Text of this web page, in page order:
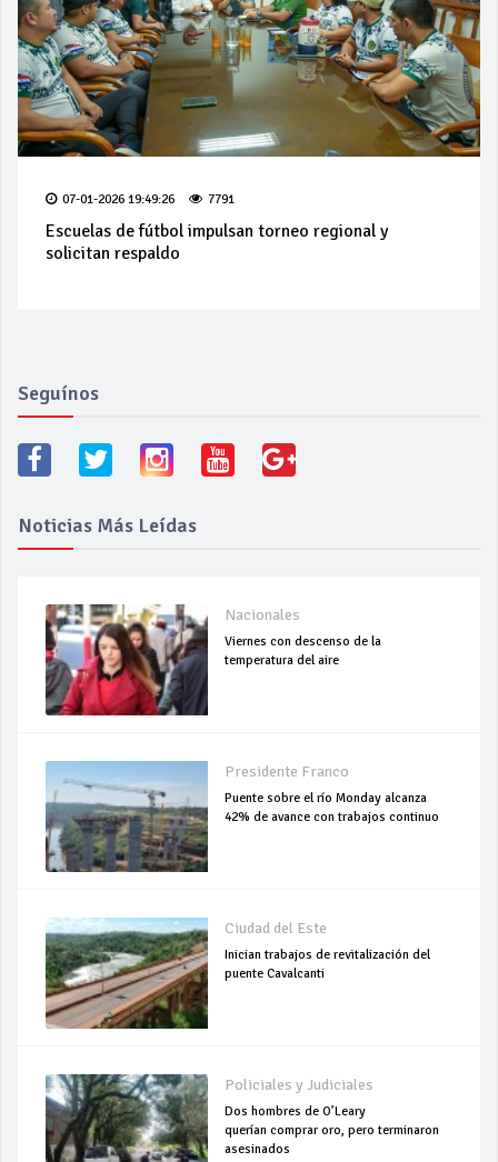
07-01-2026 19:49:26 7791
Escuelas de fútbol impulsan torneo regional y
solicitan respaldo
Seguínos
Noticias Más Leídas
Nacionales
Viernes con descenso de la
temperatura del aire
Presidente Franco
Puente sobre el río Monday alcanza
42% de avance con trabajos continuo
Ciudad del Este
Inician trabajos de revitalización del
puente Cavalcanti
Policiales y Judiciales
Dos hombres de O’Leary
querían comprar oro, pero terminaron
asesinados